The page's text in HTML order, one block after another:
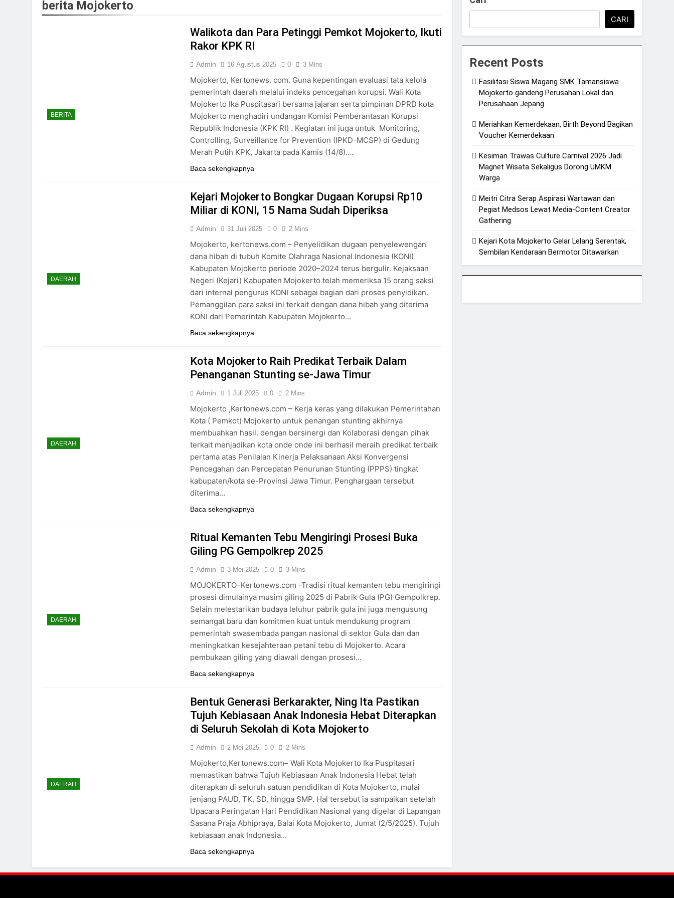
berita Mojokerto
BERITA
Walikota dan Para Petinggi Pemkot Mojokerto, Ikuti
Rakor KPK RI
Admin 16 Agustus 2025 0 3 Mins
Mojokerto, Kertonews. com. Guna kepentingan evaluasi tata kelola
pemerintah daerah melalui indeks pencegahan korupsi. Wali Kota
Mojokerto Ika Puspitasari bersama jajaran serta pimpinan DPRD kota
Mojokerto menghadiri undangan Komisi Pemberantasan Korupsi
Republik Indonesia (KPK RI) . Kegiatan ini juga untuk Monitoring,
Controlling, Surveillance for Prevention (IPKD-MCSP) di Gedung
Merah Putih KPK, Jakarta pada Kamis (14/8)….
Baca sekengkapnya
DAERAH
Kejari Mojokerto Bongkar Dugaan Korupsi Rp10
Miliar di KONI, 15 Nama Sudah Diperiksa
Admin 31 Juli 2025 0 2 Mins
Mojokerto, kertonews.com – Penyelidikan dugaan penyelewengan
dana hibah di tubuh Komite Olahraga Nasional Indonesia (KONI)
Kabupaten Mojokerto periode 2020–2024 terus bergulir. Kejaksaan
Negeri (Kejari) Kabupaten Mojokerto telah memeriksa 15 orang saksi
dari internal pengurus KONI sebagai bagian dari proses penyidikan.
Pemanggilan para saksi ini terkait dengan dana hibah yang diterima
KONI dari Pemerintah Kabupaten Mojokerto…
Baca sekengkapnya
DAERAH
Kota Mojokerto Raih Predikat Terbaik Dalam
Penanganan Stunting se-Jawa Timur
Admin 1 Juli 2025 0 2 Mins
Mojokerto ,Kertonews.com – Kerja keras yang dilakukan Pemerintahan
Kota ( Pemkot) Mojokerto untuk penangan stunting akhirnya
membuahkan hasil. dengan bersinergi dan Kolaborasi dengan pihak
terkait menjadikan kota onde onde ini berhasil meraih predikat terbaik
pertama atas Penilaian Kinerja Pelaksanaan Aksi Konvergensi
Pencegahan dan Percepatan Penurunan Stunting (PPPS) tingkat
kabupaten/kota se-Provinsi Jawa Timur. Penghargaan tersebut
diterima…
Baca sekengkapnya
DAERAH
Ritual Kemanten Tebu Mengiringi Prosesi Buka
Giling PG Gempolkrep 2025
Admin 3 Mei 2025 0 3 Mins
MOJOKERTO–Kertonews.com -Tradisi ritual kemanten tebu mengiringi
prosesi dimulainya musim giling 2025 di Pabrik Gula (PG) Gempolkrep.
Selain melestarikan budaya leluhur pabrik gula ini juga mengusung
semangat baru dan komitmen kuat untuk mendukung program
pemerintah swasembada pangan nasional di sektor Gula dan dan
meningkatkan kesejahteraan petani tebu di Mojokerto. Acara
pembukaan giling yang diawali dengan prosesi…
Baca sekengkapnya
DAERAH
Bentuk Generasi Berkarakter, Ning Ita Pastikan
Tujuh Kebiasaan Anak Indonesia Hebat Diterapkan
di Seluruh Sekolah di Kota Mojokerto
Admin 2 Mei 2025 0 2 Mins
Mojokerto,Kertonews.com– Wali Kota Mojokerto Ika Puspitasari
memastikan bahwa Tujuh Kebiasaan Anak Indonesia Hebat telah
diterapkan di seluruh satuan pendidikan di Kota Mojokerto, mulai
jenjang PAUD, TK, SD, hingga SMP. Hal tersebut ia sampaikan setelah
Upacara Peringatan Hari Pendidikan Nasional yang digelar di Lapangan
Sasana Praja Abhipraya, Balai Kota Mojokerto, Jumat (2/5/2025). Tujuh
kebiasaan anak Indonesia…
Baca sekengkapnya
CARI
Recent Posts
Fasilitasi Siswa Magang SMK Tamansiswa
Mojokerto gandeng Perusahan Lokal dan
Perusahaan Jepang
Meriahkan Kemerdekaan, Birth Beyond Bagikan
Voucher Kemerdekaan
Kesiman Trawas Culture Carnival 2026 Jadi
Magnet Wisata Sekaligus Dorong UMKM
Warga
Meitri Citra Serap Aspirasi Wartawan dan
Pegiat Medsos Lewat Media-Content Creator
Gathering
Kejari Kota Mojokerto Gelar Lelang Serentak,
Sembilan Kendaraan Bermotor Ditawarkan